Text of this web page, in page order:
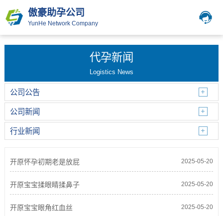
傲豪助孕公司
YunHe Network Company
代孕新闻
Logistics News
公司公告
公司新闻
行业新闻
开原怀孕初期老是放屁 2025-05-20
开原宝宝揉眼睛揉鼻子 2025-05-20
开原宝宝眼角红血丝 2025-05-20